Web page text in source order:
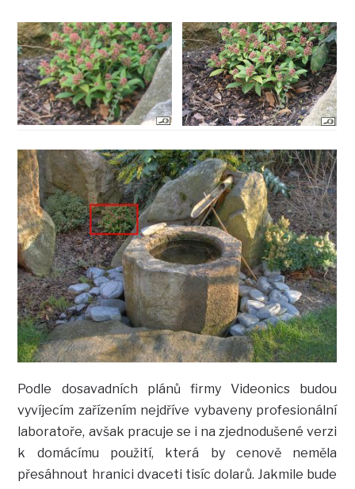
Podle dosavadních plánů firmy Videonics budou
vyvíjecím zařízením nejdříve vybaveny profesionální
laboratoře, avšak pracuje se i na zjednodušené verzi
k domácímu použití, která by cenově neměla
přesáhnout hranici dvaceti tisíc dolarů. Jakmile bude